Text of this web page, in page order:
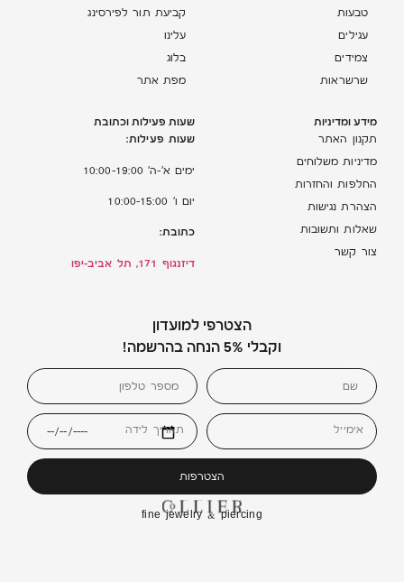
טבעות
עגילים
צמידים
שרשראות
קביעת תור לפירסינג
עלינו
בלוג
מפת אתר
מידע ומדיניות
תקנון האתר
מדיניות משלוחים
החלפות והחזרות
הצהרת נגישות
שאלות ותשובות
צור קשר
שעות פעילות וכתובת
שעות פעילות:
ימים א’-ה’ 10:00-19:00
יום ו’ 10:00-15:00
כתובת:
דיזנגוף 171, תל אביב-יפו
הצטרפי למועדון
וקבלי 5% הנחה בהרשמה!
אימייל תאריך לידה
הצטרפות
fine jewelry & piercing